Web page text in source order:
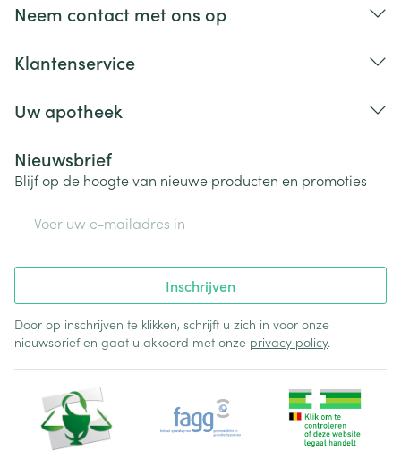
Neem contact met ons op
Klantenservice
Uw apotheek
Nieuwsbrief
Blijf op de hoogte van nieuwe producten en promoties
Inschrijven
Door op inschrijven te klikken, schrijft u zich in voor onze
nieuwsbrief en gaat u akkoord met onze privacy policy.